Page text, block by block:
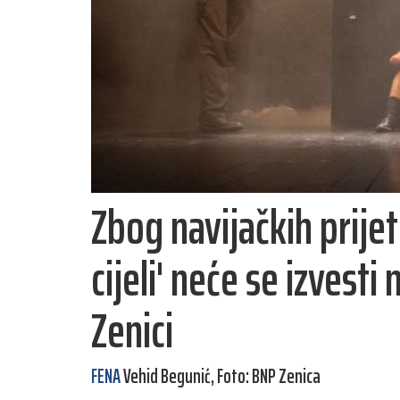
Zbog navijačkih
cijeli' neće se izvesti
Zenici
FENAVehid Begunić, Foto: BNP Zenica